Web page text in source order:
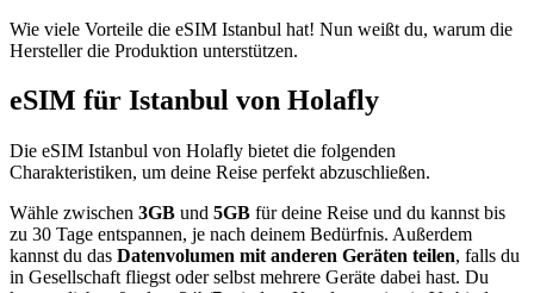
Wie viele Vorteile die eSIM Istanbul hat! Nun weißt du, warum die
Hersteller die Produktion unterstützen.
eSIM für Istanbul von Holafly
Die eSIM Istanbul von Holafly bietet die folgenden
Charakteristiken, um deine Reise perfekt abzuschließen.
Wähle zwischen 3GB und 5GB für deine Reise und du kannst bis
zu 30 Tage entspannen, je nach deinem Bedürfnis. Außerdem
kannst du das Datenvolumen mit anderen Geräten teilen, falls du
in Gesellschaft fliegst oder selbst mehrere Geräte dabei hast. Du